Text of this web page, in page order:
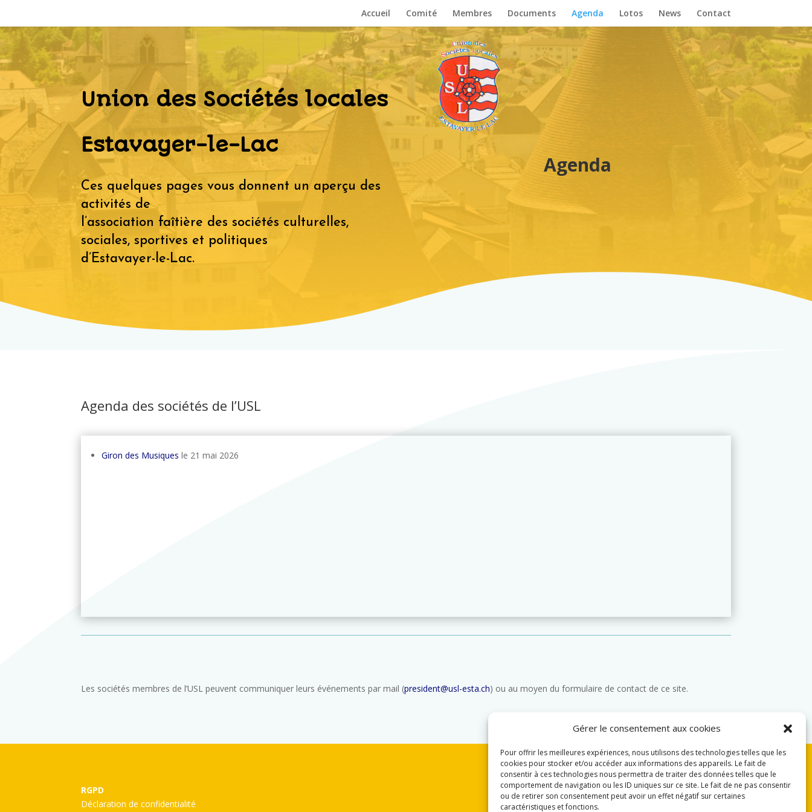
Gérer le consentement aux cookies
Pour offrir les meilleures expériences, nous utilisons des technologies telles que les
cookies pour stocker et/ou accéder aux informations des appareils. Le fait de
consentir à ces technologies nous permettra de traiter des données telles que le
comportement de navigation ou les ID uniques sur ce site. Le fait de ne pas consentir
ou de retirer son consentement peut avoir un effet négatif sur certaines
caractéristiques et fonctions.
Accueil Comité Membres Documents Agenda Lotos News Contact
Union des Sociétés locales
Estavayer-le-Lac
Ces quelques pages vous donnent un aperçu des
activités de
l’association faîtière des sociétés culturelles,
sociales, sportives et politiques
d’Estavayer-le-Lac.
Agenda
Agenda des sociétés de l’USL
Giron des Musiques le 21 mai 2026
Les sociétés membres de l’USL peuvent communiquer leurs événements par mail (president@usl-esta.ch) ou au moyen du formulaire de contact de ce site.
RGPD
Déclaration de confidentialité
Webmaster
webmaster@usl-esta.ch